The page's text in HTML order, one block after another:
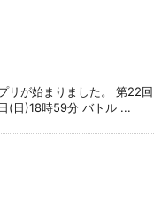
リが始まりました。 第22回
(日)18時59分 バトル ...